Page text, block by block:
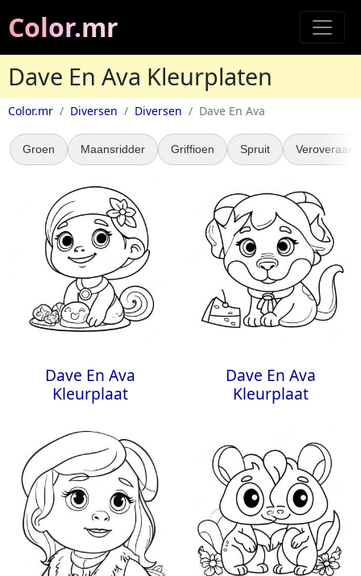
Color.mr
Dave En Ava Kleurplaten
Color.mr Diversen Diversen Dave En Ava
Groen Maansridder Griffioen Spruit Veroveraars
Dave En Ava
Kleurplaat
Dave En Ava
Kleurplaat